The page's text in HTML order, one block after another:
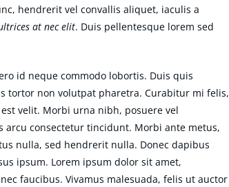
hendrerit vel convallis aliquet, iaculis a
at nec elit. Duis pellentesque lorem sed
id neque commodo lobortis. Duis quis
tortor non volutpat pharetra. Curabitur mi felis,
velit. Morbi urna nibh, posuere vel
consectetur tincidunt. Morbi ante metus,
nulla, sed hendrerit nulla. Donec dapibus
ipsum. Lorem ipsum dolor sit amet,
faucibus. Vivamus malesuada, felis ut auctor